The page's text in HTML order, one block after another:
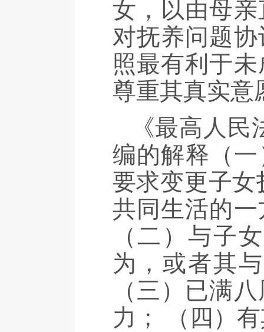
女，以由母
对抚养问题
照最有利于
尊重其真实
《最高人
编的解释（
要求变更子
共同生活的
（二）与子
为，或者其
（三）已满
力； （四）